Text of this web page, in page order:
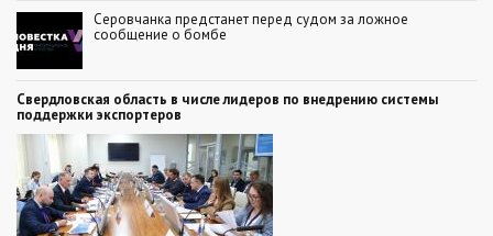
Серовчанка предстанет перед судом за ложное
сообщение о бомбе
Свердловская область в числе лидеров по внедрению системы
поддержки экспортеров